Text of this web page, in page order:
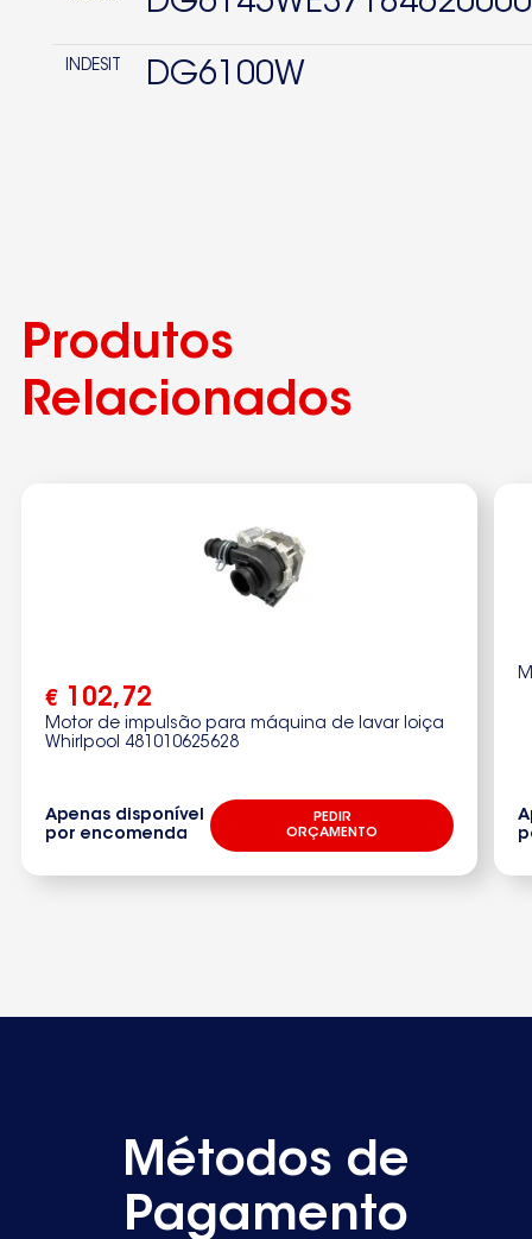
INDESIT DG6100W
Produtos
Relacionados
€ 102,72
Motor de impulsão para máquina de lavar loiça
Whirlpool 481010625628
Apenas disponível
por encomenda
PEDIR
ORÇAMENTO
Métodos de
Pagamento